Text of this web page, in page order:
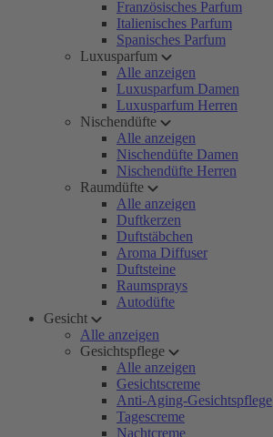
Französisches Parfum
Italienisches Parfum
Spanisches Parfum
Luxusparfum
Alle anzeigen
Luxusparfum Damen
Luxusparfum Herren
Nischendüfte
Alle anzeigen
Nischendüfte Damen
Nischendüfte Herren
Raumdüfte
Alle anzeigen
Duftkerzen
Duftstäbchen
Aroma Diffuser
Duftsteine
Raumsprays
Autodüfte
Gesicht
Alle anzeigen
Gesichtspflege
Alle anzeigen
Gesichtscreme
Anti-Aging-Gesichtspflege
Tagescreme
Nachtcreme